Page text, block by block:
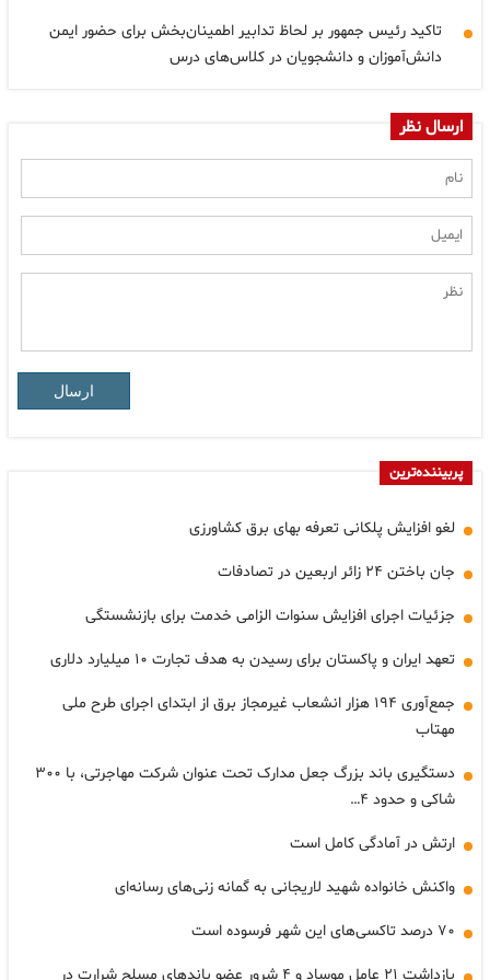
تاکید رئیس جمهور بر لحاظ تدابیر اطمینان‌بخش برای حضور ایمن
دانش‌آموزان و دانشجویان در کلاس‌های درس
ارسال نظر
ارسال
پربیننده‌ترین
لغو افزایش پلکانی تعرفه بهای برق کشاورزی
جان باختن ۲۴ زائر اربعین در تصادفات
جزئیات اجرای افزایش سنوات الزامی خدمت برای بازنشستگی
تعهد ایران و پاکستان برای رسیدن به هدف تجارت ۱۰ میلیارد دلاری
جمع‌آوری ۱۹۴ هزار انشعاب غیرمجاز برق از ابتدای اجرای طرح ملی
مهتاب
دستگیری باند بزرگ جعل مدارک تحت عنوان شرکت مهاجرتی، با ۳۰۰
شاکی و حدود ۴…
ارتش در آمادگی کامل است
واکنش خانواده شهید لاریجانی به گمانه زنی‌های رسانه‌ای
۷۰ درصد تاکسی‌های این شهر فرسوده است
بازداشت ۲۱ عامل موساد و ۴ شرور عضو باندهای مسلح شرارت در